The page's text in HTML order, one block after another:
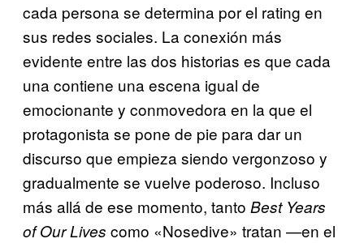
cada persona se determina por el rating en
sus redes sociales. La conexión más
evidente entre las dos historias es que cada
una contiene una escena igual de
emocionante y conmovedora en la que el
protagonista se pone de pie para dar un
discurso que empieza siendo vergonzoso y
gradualmente se vuelve poderoso. Incluso
más allá de ese momento, tanto Best Years
of Our Lives como «Nosedive» tratan —en el